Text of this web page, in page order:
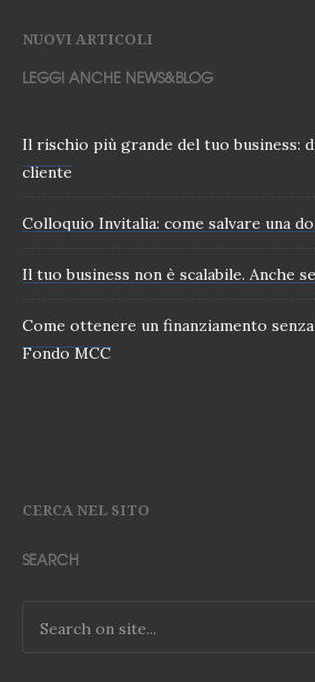
NUOVI ARTICOLI
LEGGI ANCHE NEWS&BLOG
Il rischio più grande del tuo business:
cliente
Colloquio Invitalia: come salvare una
Il tuo business non è scalabile. Anche
Come ottenere un finanziamento
Fondo MCC
CERCA NEL SITO
SEARCH